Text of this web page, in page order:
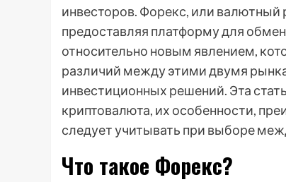
инвесторов. Форекс, или валютный
предоставляя платформу для
относительно новым явлением,
различий между этими двумя
инвестиционных решений. Эта
криптовалюта, их особенности,
следует учитывать при выборе
Что такое Форекс?